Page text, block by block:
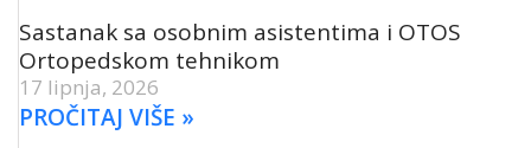
Sastanak sa osobnim asistentima i OTOS
Ortopedskom tehnikom
17 lipnja, 2026
PROČITAJ VIŠE »